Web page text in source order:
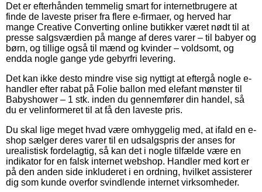
Det er efterhånden temmelig smart for internetbrugere at
finde de laveste priser fra flere e-firmaer, og herved har
mange Creative Converting online butikker været nødt til at
presse salgsværdien på mange af deres varer – til babyer og
børn, og tillige også til mænd og kvinder – voldsomt, og
endda nogle gange yde gebyrfri levering.
Det kan ikke desto mindre vise sig nyttigt at eftergå nogle e-
handler efter rabat på Folie ballon med elefant mønster til
Babyshower – 1 stk. inden du gennemfører din handel, så
du er velinformeret til at få den laveste pris.
Du skal lige meget hvad være omhyggelig med, at ifald en e-
shop sælger deres varer til en udsalgspris der anses for
urealistisk fordelagtig, så kan det i nogle tilfælde være en
indikator for en falsk internet webshop. Handler med kort er
på den anden side inkluderet i en ordning, hvilket assisterer
dig som kunde overfor svindlende internet virksomheder.